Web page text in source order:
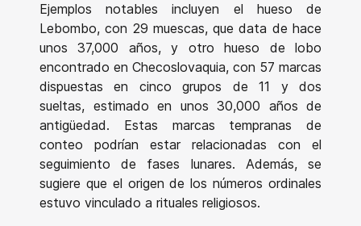
Ejemplos notables incluyen el hueso de
Lebombo, con 29 muescas, que data de hace
unos 37,000 años, y otro hueso de lobo
encontrado en Checoslovaquia, con 57 marcas
dispuestas en cinco grupos de 11 y dos
sueltas, estimado en unos 30,000 años de
antigüedad. Estas marcas tempranas de
conteo podrían estar relacionadas con el
seguimiento de fases lunares. Además, se
sugiere que el origen de los números ordinales
estuvo vinculado a rituales religiosos.